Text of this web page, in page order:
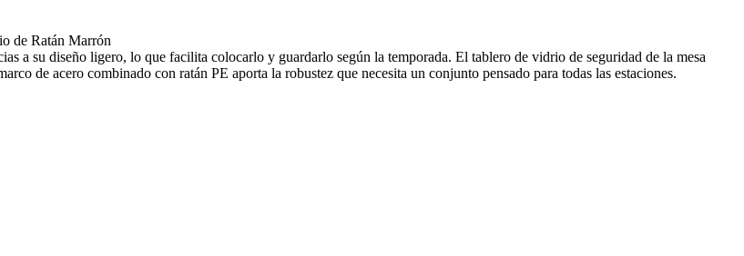
de Ratán Marrón
a su diseño ligero, lo que facilita colocarlo y guardarlo según la temporada. El tablero de vidrio de seguridad de la mesa
de acero combinado con ratán PE aporta la robustez que necesita un conjunto pensado para todas las estaciones.